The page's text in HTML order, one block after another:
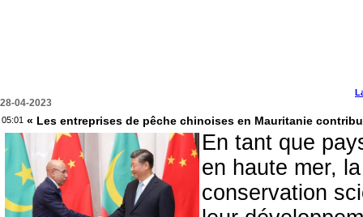
28-04-2023
05:01 « Les entreprises de pêche chinoises en Mauritanie
En tant que
en haute mer,
conservation